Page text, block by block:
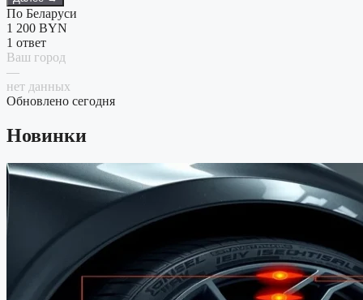
По Беларуси
1 200 BYN
1 ответ
Ваш город
—
нет данных
Обновлено сегодня
Новинки